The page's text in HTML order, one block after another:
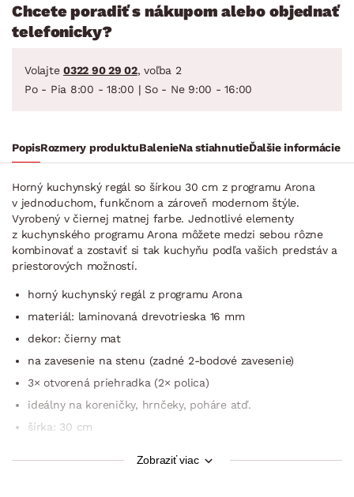
Chcete poradiť s nákupom alebo objednať
telefonicky?
Volajte 0322 90 29 02, voľba 2
Po - Pia 8:00 - 18:00 | So - Ne 9:00 - 16:00
PopisRozmery produktuBalenieNa stiahnutieĎalšie informácie
Horný kuchynský regál so šírkou 30 cm z programu Arona
v jednoduchom, funkčnom a zároveň modernom štýle.
Vyrobený v čiernej matnej farbe. Jednotlivé elementy
z kuchynského programu Arona môžete medzi sebou rôzne
kombinovať a zostaviť si tak kuchyňu podľa vašich predstáv a
priestorových možností.
horný kuchynský regál z programu Arona
materiál: laminovaná drevotrieska 16 mm
dekor: čierny mat
na zavesenie na stenu (zadné 2-bodové zavesenie)
3× otvorená priehradka (2× polica)
ideálny na koreničky, hrnčeky, poháre atď.
šírka: 30 cm
Zobraziť viac